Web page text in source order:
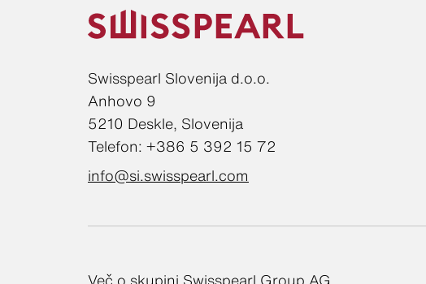
Swisspearl Slovenija d.o.o.
Anhovo 9
5210 Deskle, Slovenija
Telefon: +386 5 392 15 72
info@si.swisspearl.com
Več o skupini Swisspearl Group AG